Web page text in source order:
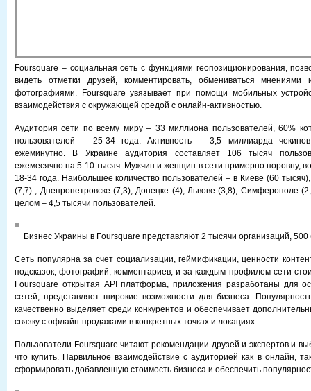
Foursquare – социальная сеть с функциями геопозиционирования,
видеть отметки друзей, комментировать, обмениваться мнениями
фотографиями. Foursquare увязывает при помощи мобильных
взаимодействия с окружающей средой с онлайн-активностью.
Аудитория сети по всему миру – 33 миллиона пользователей, 60%
пользователей – 25-34 года. Активность – 3,5 миллиарда
ежеминутно. В Украине аудитория составляет 106 тысяч
ежемесячно на 5-10 тысяч. Мужчин и женщин в сети примерно поровну,
18-34 года. Наибольшее количество пользователей – в Киеве (60
(7,7) , Днепропетровске (7,3), Донецке (4), Львове (3,8), Симферополе
целом – 4,5 тысячи пользователей.
Бизнес Украины в Foursquare представляют 2 тысячи организаций,
Сеть популярна за счет социализации, геймификации, ценности
подсказок, фотографий, комментариев, и за каждым профилем сети
Foursquare открытая API платформа, приложения разработаны для
сетей, представляет широкие возможности для бизнеса.
качественно выделяет среди конкурентов и обеспечивает
связку с офлайн-продажами в конкретных точках и локациях.
Пользователи Foursquare читают рекомендации друзей и экспертов и
что купить. Парвильное взаимодействие с аудиторией как в онлайн,
сформировать добавленную стоимость бизнеса и обеспечить